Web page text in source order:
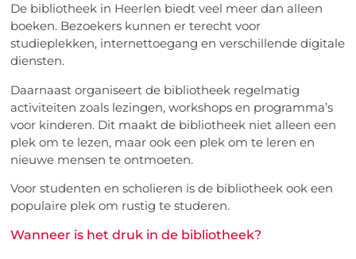
De bibliotheek in Heerlen biedt veel meer dan alleen
boeken. Bezoekers kunnen er terecht voor
studieplekken, internettoegang en verschillende digitale
diensten.
Daarnaast organiseert de bibliotheek regelmatig
activiteiten zoals lezingen, workshops en programma’s
voor kinderen. Dit maakt de bibliotheek niet alleen een
plek om te lezen, maar ook een plek om te leren en
nieuwe mensen te ontmoeten.
Voor studenten en scholieren is de bibliotheek ook een
populaire plek om rustig te studeren.
Wanneer is het druk in de bibliotheek?